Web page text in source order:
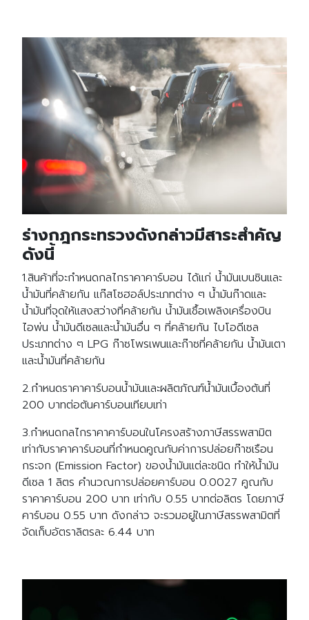
ร่างกฎกระทรวงดังกล่าวมีสาระสำคัญ
ดังนี้
1.สินค้าที่จะกำหนดกลไกราคาคาร์บอน ได้แก่ น้ำมันเบนซินและ
น้ำมันที่คล้ายกัน แก๊สโซฮอล์ประเภทต่าง ๆ น้ำมันก๊าดและ
น้ำมันที่จุดให้แสงสว่างที่คล้ายกัน น้ำมันเชื้อเพลิงเครื่องบิน
ไอพ่น น้ำมันดีเซลและน้ำมันอื่น ๆ ที่คล้ายกัน ไบโอดีเซล
ประเภทต่าง ๆ LPG ก๊าซโพรเพนและก๊าซที่คล้ายกัน น้ำมันเตา
และน้ำมันที่คล้ายกัน
2.กำหนดราคาคาร์บอนน้ำมันและผลิตภัณฑ์น้ำมันเบื้องต้นที่
200 บาทต่อตันคาร์บอนเทียบเท่า
3.กำหนดกลไกราคาคาร์บอนในโครงสร้างภาษีสรรพสามิต
เท่ากับราคาคาร์บอนที่กำหนดคูณกับค่าการปล่อยก๊าซเรือน
กระจก (Emission Factor) ของน้ำมันแต่ละชนิด ทำให้น้ำมัน
ดีเซล 1 ลิตร คำนวณการปล่อยคาร์บอน 0.0027 คูณกับ
ราคาคาร์บอน 200 บาท เท่ากับ 0.55 บาทต่อลิตร โดยภาษี
คาร์บอน 0.55 บาท ดังกล่าว จะรวมอยู่ในภาษีสรรพสามิตที่
จัดเก็บอัตราลิตรละ 6.44 บาท